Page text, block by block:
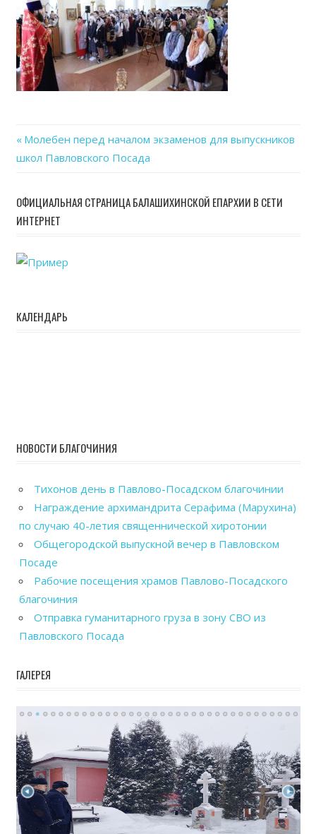
Навигация
записям
Previous
Post:
Молебен перед началом экзаменов для выпускников
школ Павловского Посада
ОФИЦИАЛЬНАЯ СТРАНИЦА БАЛАШИХИНСКОЙ ЕПАРХИИ В СЕТИ
ИНТЕРНЕТ
КАЛЕНДАРЬ
НОВОСТИ БЛАГОЧИНИЯ
Тихонов день в Павлово-Посадском благочинии
Награждение архимандрита Серафима (Марухина)
по случаю 40-летия священнической хиротонии
Общегородской выпускной вечер в Павловском
Посаде
Рабочие посещения храмов Павлово-Посадского
благочиния
Отправка гуманитарного груза в зону СВО из
Павловского Посада
ГАЛЕРЕЯ